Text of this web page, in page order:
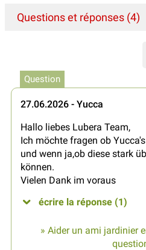
Questions et réponses (4)
Question
27.06.2026 - Yucca
Hallo liebes Lubera Team,
Ich möchte fragen ob
und wenn ja,ob diese stark
können.
Vielen Dank im voraus
écrire la réponse (1)
» Aider un ami jardinier